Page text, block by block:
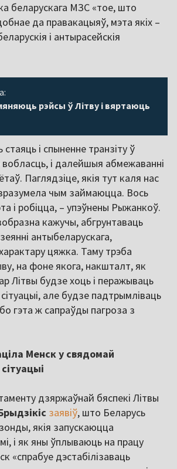
беларускага МЗС «тое, што
да правакацыяў, мэта якіх –
і антырасейскія
рэйсы ў Літву і вяртаюць
і спыненне транзіту ў
вобласць, і далейшыя абмежаванні
Паглядзіце, якія тут каля нас
чым займаюцца. Вось
і робіцца, – упэўнены Рыжанкоў.
кажучы, абгрунтаваць
антыбеларускага,
цяжка. Таму трэба
на фоне якога, накшталт, як
Літвы будзе хоць і перажываць
але будзе падтрымліваць
гэта ж сапраўды пагроза з
Менск у свядомай
дзяржаўнай бяспекі Літвы
заявіў, што Беларусь
якія запускаюцца
і як яны ўплываюць на працу
«спрабуе дэстабілізаваць